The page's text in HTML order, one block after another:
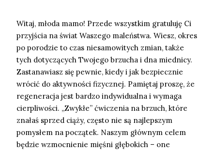
Witaj, młoda mamo! Przede wszystkim gratuluję Ci
przyjścia na świat Waszego maleństwa. Wiesz, okres
po porodzie to czas niesamowitych zmian, także
tych dotyczących Twojego brzucha i dna miednicy.
Zastanawiasz się pewnie, kiedy i jak bezpiecznie
wrócić do aktywności fizycznej. Pamiętaj proszę, że
regeneracja jest bardzo indywidualna i wymaga
cierpliwości. „Zwykłe” ćwiczenia na brzuch, które
znałaś sprzed ciąży, często nie są najlepszym
pomysłem na początek. Naszym głównym celem
będzie wzmocnienie mięśni głębokich – one